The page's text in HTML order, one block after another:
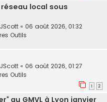
local sous
« 06 août 2026, 01:32
Outils
« 06 août 2026, 01:27
Outils
1 2
au GMVL à Lyon janvier